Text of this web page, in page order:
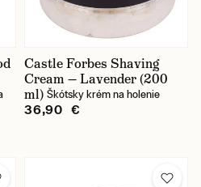
Castle Forbes Shaving
Cream — Lavender (200
ml) Škótsky krém na holenie
36,90 €